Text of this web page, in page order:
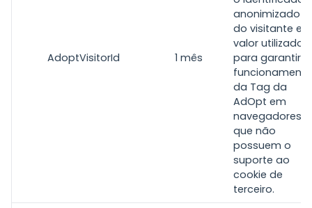
AdoptVisitorId 1 mês
anonimizado
do visitante e
valor utilizado
para garantir o
funcionamento
da Tag da
AdOpt em
navegadores
que não
possuem o
suporte ao
cookie de
terceiro.